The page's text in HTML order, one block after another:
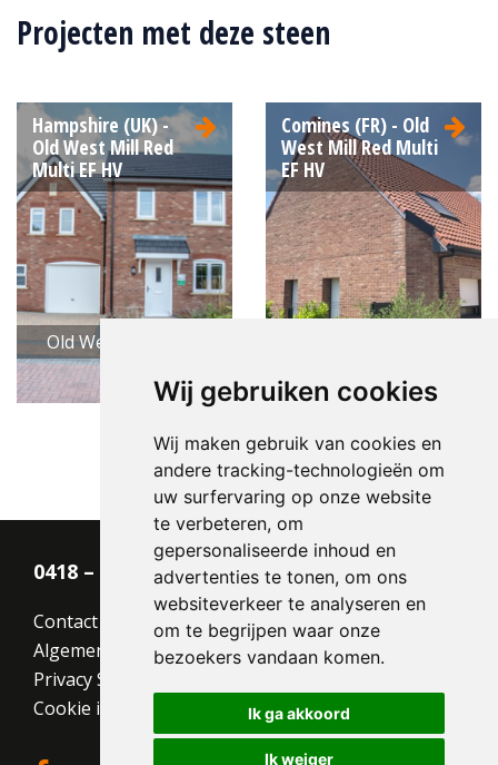
Wij gebruiken cookies
Wij maken gebruik van cookies en
andere tracking-technologieën om
uw surfervaring op onze website
te verbeteren, om
gepersonaliseerde inhoud en
advertenties te tonen, om ons
websiteverkeer te analyseren en
om te begrijpen waar onze
bezoekers vandaan komen.
Ik ga akkoord
Ik weiger
215x100x65
Structuur:
Genuanceerd
Projecten met deze steen
Hampshire (UK) -
Old West Mill Red
Multi EF HV
Old Westmill HV EF
Comines (FR) - Old
West Mill Red Multi
EF HV
0418 – 55 22 21
Contact
Algemene voorwaarden
Privacy Statement
Cookie instellingen